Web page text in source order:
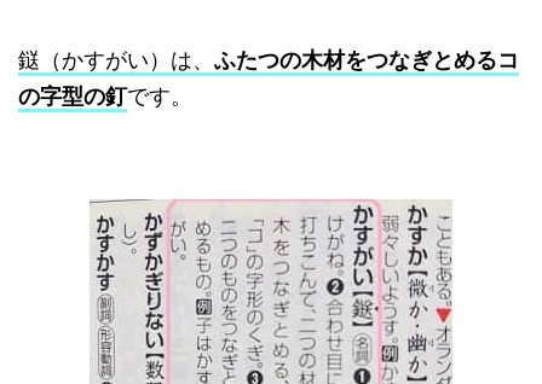
鎹（かすがい）は、 ふたつの木材をつなぎとめるコ
の字型の釘です。